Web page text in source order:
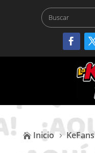
 Inicio 5 KeFans